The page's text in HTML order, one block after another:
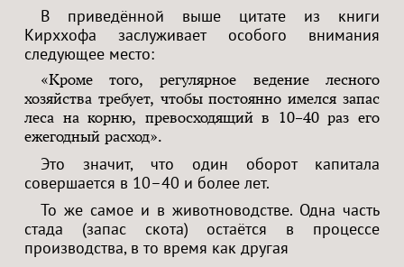
В приведённой выше цитате из книги
Кирххофа заслуживает особого внимания
следующее место:
«Кроме того, регулярное ведение лесного
хозяйства требует, чтобы постоянно имелся запас
леса на корню, превосходящий в 10–40 раз его
ежегодный расход».
Это значит, что один оборот капитала
совершается в 10–40 и более лет.
То же самое и в животноводстве. Одна часть
стада (запас скота) остаётся в процессе
производства, в то время как другая